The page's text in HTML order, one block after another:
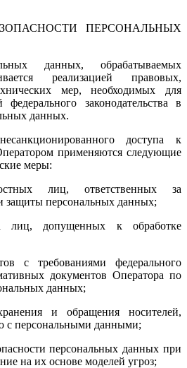
ПЕРСОНАЛЬНЫХ
данных, обрабатываемых
реализацией правовых,
мер, необходимых для
федерального законодательства в
данных.
доступа к
применяются следующие
меры:
лиц, ответственных за
защиты персональных данных;
лиц, допущенных к обработке
с требованиями федерального
документов Оператора по
данных;
и обращения носителей,
персональными данными;
персональных данных при
на их основе моделей угроз;